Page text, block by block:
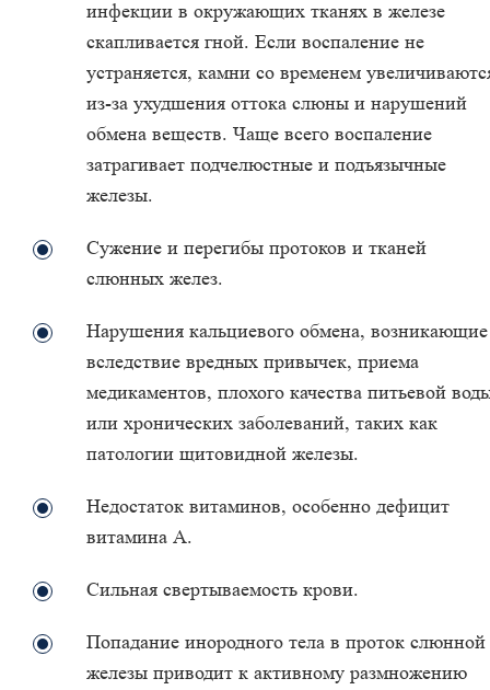
инфекции в окружающих тканях в железе
скапливается гной. Если воспаление не
устраняется, камни со временем
из-за ухудшения оттока слюны и нарушений
обмена веществ. Чаще всего воспаление
затрагивает подчелюстные и подъязычные
железы.
Сужение и перегибы протоков и тканей
слюнных желез.
Нарушения кальциевого обмена, возникающие
вследствие вредных привычек, приема
медикаментов, плохого качества питьевой
или хронических заболеваний, таких как
патологии щитовидной железы.
Недостаток витаминов, особенно дефицит
витамина А.
Сильная свертываемость крови.
Попадание инородного тела в проток слюнной
железы приводит к активному размножению